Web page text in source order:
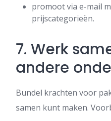
promoot via e-mail
prijscategorieën.
7. Werk
andere
Bundel krachten voor
samen kunt maken.